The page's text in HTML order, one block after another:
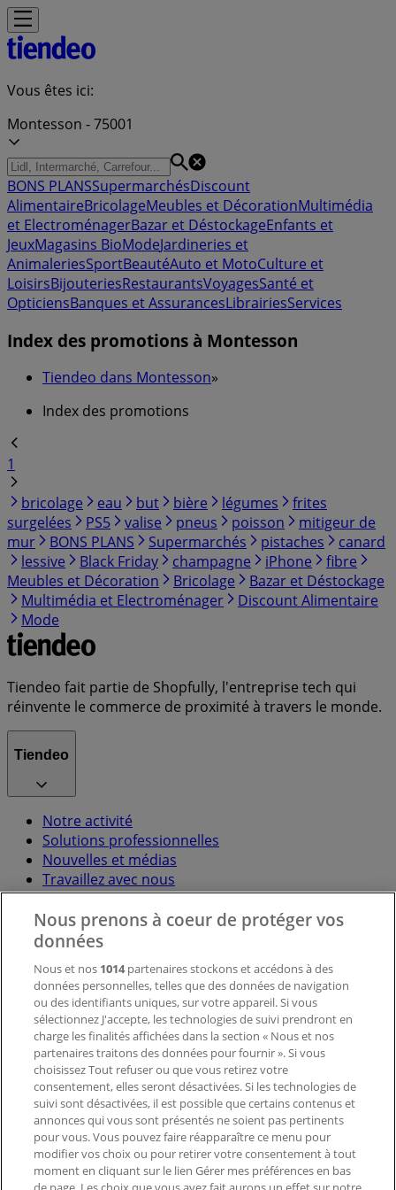
Vous êtes ici:
Montesson - 75001
BONS PLANSSupermarchésDiscount
AlimentaireBricolageMeubles et DécorationMultimédia
et ElectroménagerBazar et DéstockageEnfants et
JeuxMagasins BioModeJardineries et
AnimaleriesSportBeautéAuto et MotoCulture et
LoisirsBijouteriesRestaurantsVoyagesSanté et
OpticiensBanques et AssurancesLibrairiesServices
Index des promotions à Montesson
Tiendeo dans Montesson»
Index des promotions
1
bricolage
eau but bière légumes
frites
surgelées
PS5 valise pneus poisson
mitigeur de
mur
BONS PLANS Supermarchés pistaches
canard
lessive
Black Friday champagne iPhone
fibre
Meubles et Décoration
Bricolage
Bazar et Déstockage
Multimédia et Electroménager
Discount Alimentaire
Mode
Tiendeo fait partie de Shopfully, l'entreprise tech qui
réinvente le commerce de proximité à travers le monde.
Tiendeo
Notre activité
Solutions professionnelles
Nouvelles et médias
Travaillez avec nous
Contactez-nous
Demande marketing et professionnelle
Magasin mal situé sur la carte
Signaler un prospectus
Vous rencontrez un problème technique sur l’appli
ou le site?
Index
Marques
Nous prenons à coeur de protéger vos
données
Nous et nos 1014partenaires stockons et accédons à des
données personnelles, telles que des données de navigation
ou des identifiants uniques, sur votre appareil. Si vous
sélectionnez J'accepte, les technologies de suivi prendront en
charge les finalités affichées dans la section « Nous et nos
partenaires traitons des données pour fournir ». Si vous
choisissez Tout refuser ou que vous retirez votre
consentement, elles seront désactivées. Si les technologies de
suivi sont désactivées, il est possible que certains contenus et
annonces qui vous sont présentés ne soient pas pertinents
pour vous. Vous pouvez faire réapparaître ce menu pour
modifier vos choix ou pour retirer votre consentement à tout
moment en cliquant sur le lien Gérer mes préférences en bas